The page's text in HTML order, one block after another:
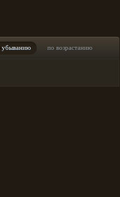
убыванию по возрастанию